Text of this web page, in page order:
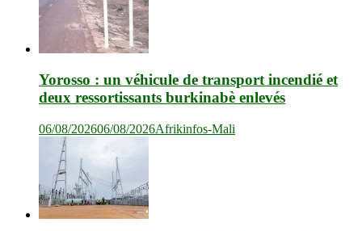
Yorosso : un véhicule de transport incendié et
deux ressortissants burkinabè enlevés
06/08/202606/08/2026Afrikinfos-Mali